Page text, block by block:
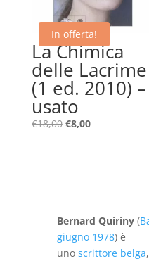
In offerta!
La Chimica
delle Lacrime
(1 ed. 2010) –
usato
€18,00 Il
€8,00Il
Bernard Quiriny(
giugno 1978) è
uno scrittore belga,